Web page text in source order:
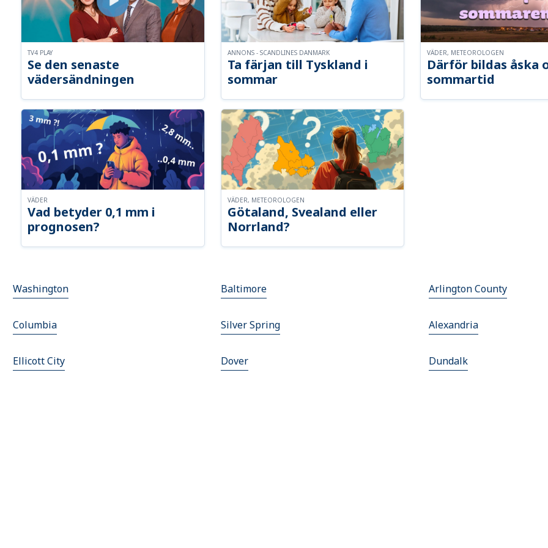
Se den senaste
vädersändningen
TV4 PLAY
Ta färjan till Tyskland i
sommar
ANNONS - SCANDLINES DANMARK
Därför bildas åska
sommartid
VÄDER, METEOROLOGEN
Vad betyder 0,1 mm i
prognosen?
VÄDER
Götaland, Svealand eller
Norrland?
VÄDER, METEOROLOGEN
Washington Baltimore Arlington County
Columbia Silver Spring Alexandria
Ellicott City Dover Dundalk